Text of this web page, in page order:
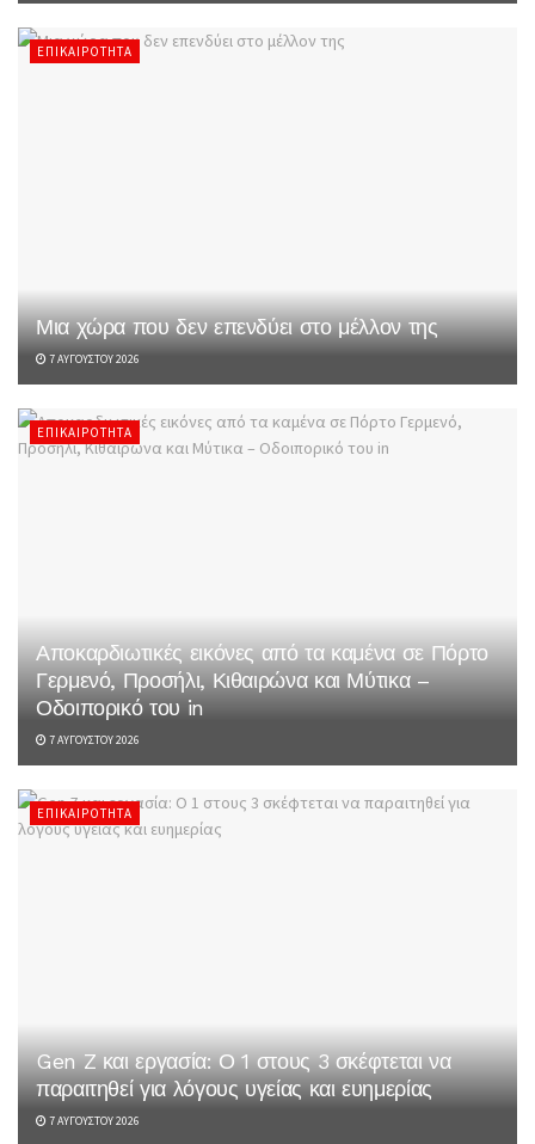
ΕΠΙΚΑΙΡΌΤΗΤΑ
Μια χώρα που δεν επενδύει στο μέλλον της
7 ΑΥΓΟΎΣΤΟΥ 2026
ΕΠΙΚΑΙΡΌΤΗΤΑ
Αποκαρδιωτικές εικόνες από τα καμένα σε Πόρτο
Γερμενό, Προσήλι, Κιθαιρώνα και Μύτικα –
Οδοιπορικό του in
7 ΑΥΓΟΎΣΤΟΥ 2026
ΕΠΙΚΑΙΡΌΤΗΤΑ
Gen Z και εργασία: Ο 1 στους 3 σκέφτεται να
παραιτηθεί για λόγους υγείας και ευημερίας
7 ΑΥΓΟΎΣΤΟΥ 2026